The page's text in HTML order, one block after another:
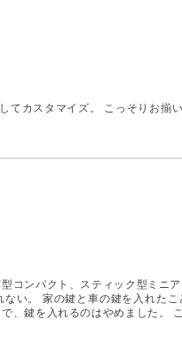
てカスタマイズ。 こっそりお揃
コンパクト、スティック型ミニ
い。 家の鍵と車の鍵を入れた
、鍵を入れるのはやめました。